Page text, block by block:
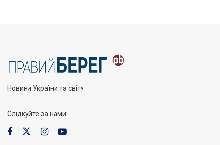
Новини України та світу
Слідкуйте за нами: